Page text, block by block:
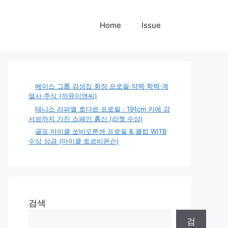
Home Issue
베이스 그룹 김성집 회장 프로필·약력·학력·계
열사·주식 (까뮤이앤씨)
테니스 라파엘 호다르 프로필 · 191cm 키에 강
서브까지 가진 스페인 흙신 (라켓 수상)
골프 마이클 쏘비오른센 프로필 & 클럽 WITB
수상 상금 (마이클 토르비욘슨)
검색
검